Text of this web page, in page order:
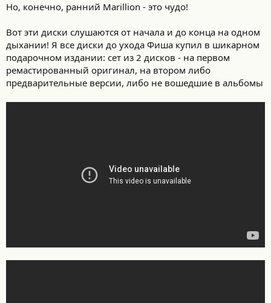
Но, конечно, ранний Marillion - это чудо!
Вот эти диски слушаются от начала и до конца на одном
дыхании! Я все диски до ухода Фиша купил в шикарном
подарочном издании: сет из 2 дисков - на первом
ремастированный оригинал, на втором либо
предварительные версии, либо не вошедшие в альбомы